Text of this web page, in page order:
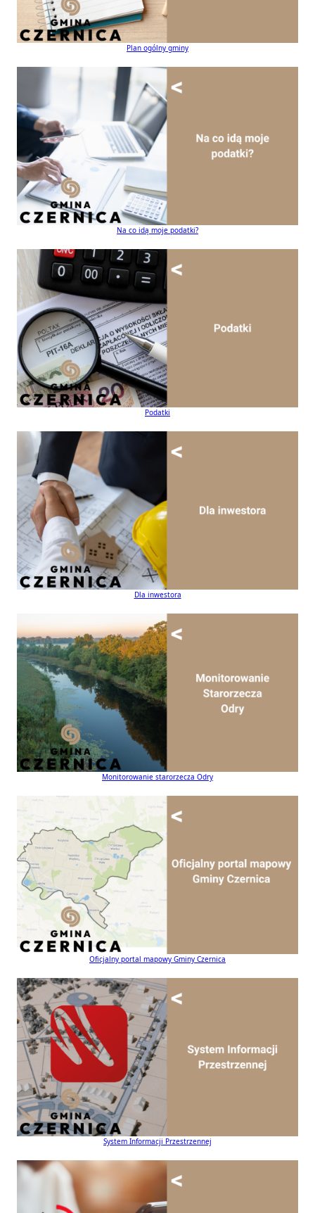
Plan ogólny gminy
Na co idą moje podatki?
Podatki
Dla inwestora
Monitorowanie starorzecza Odry
Oficjalny portal mapowy Gminy Czernica
System Informacji Przestrzennej